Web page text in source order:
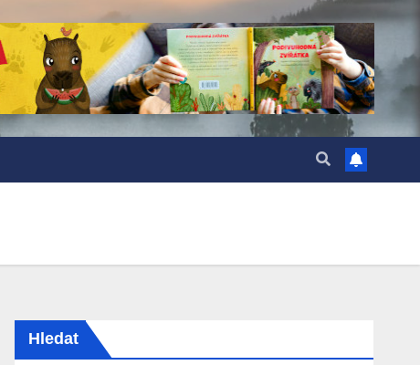
Hledat